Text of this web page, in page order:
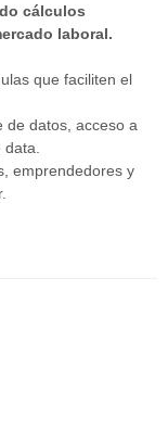
cálculos
laboral.
que faciliten el
de datos, acceso a
emprendedores y